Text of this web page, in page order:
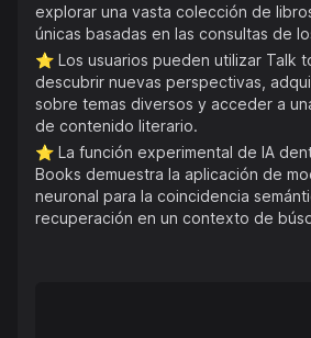
explorar una vasta colección de
únicas basadas en las consultas de
⭐️ Los usuarios pueden utilizar Talk
descubrir nuevas perspectivas,
sobre temas diversos y acceder a
de contenido literario.
⭐️ La función experimental de IA
Books demuestra la aplicación de
neuronal para la coincidencia
recuperación en un contexto de